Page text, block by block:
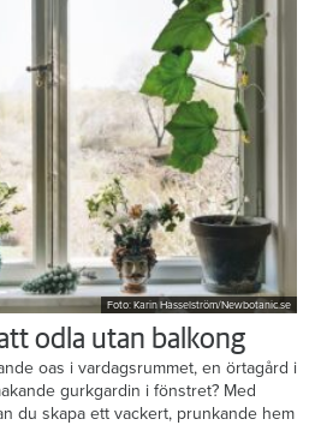
Foto: Karin Hasselström/Newbotanic.se
odla utan balkong
oas i vardagsrummet, en örtagård i
gurkgardin i fönstret? Med
du skapa ett vackert, prunkande hem